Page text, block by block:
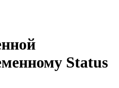
Status